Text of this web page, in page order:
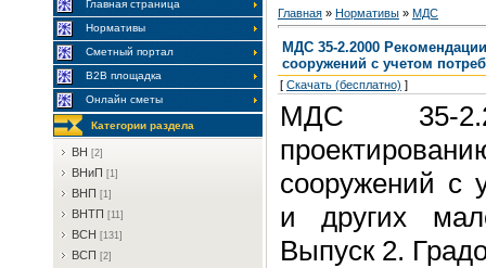
Главная страница
Нормативы
Сметный портал
В2В площадка
Онлайн сметы
Категории раздела
BH [2]
BHиП [1]
BHП [1]
BHTП [11]
BCH [131]
BCП [2]
Главная » Нормативы » MДC
МДС 35-2.2000
сооружений с учетом
[ Скачать (бесплатно) ]
МДС 35-
сооружений с
и других
Выпуск 2.